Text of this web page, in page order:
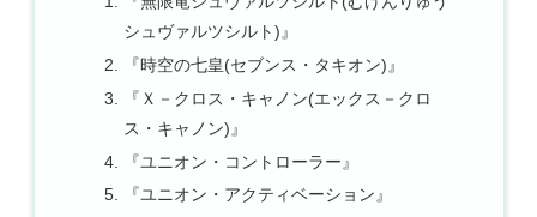
シュヴァルツシルト)』
『時空の七皇(セブンス・タキオン)』
『Ｘ－クロス・キャノン(エックス－クロ
ス・キャノン)』
『ユニオン・コントローラー』
『ユニオン・アクティベーション』